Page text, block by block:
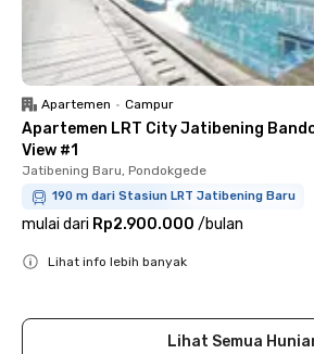
Apartemen • Campur
Apartemen LRT City Jatibening
View #1
Jatibening Baru, Pondokgede
190 m dari Stasiun LRT Jatibening Baru
mulai dari Rp2.900.000 /bulan
Lihat info lebih banyak
Lihat Semua